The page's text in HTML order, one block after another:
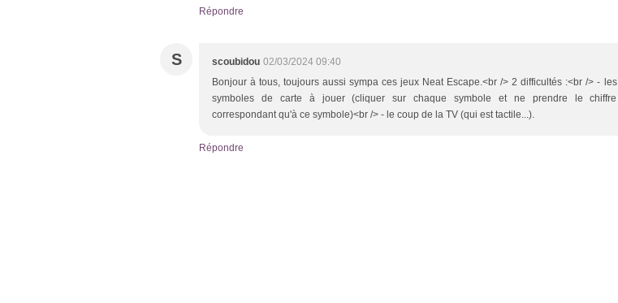
Répondre
S scoubidou 02/03/2024 09:40
Bonjour à tous, toujours aussi sympa ces jeux Neat Escape.<br /> 2 difficultés :<br /> - les
symboles de carte à jouer (cliquer sur chaque symbole et ne prendre le chiffre
correspondant qu'à ce symbole)<br /> - le coup de la TV (qui est tactile...).
Répondre